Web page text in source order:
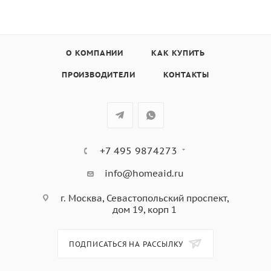
О КОМПАНИИ КАК КУПИТЬ
ПРОИЗВОДИТЕЛИ КОНТАКТЫ
+7 495 9874273
info@homeaid.ru
г. Москва, Севастопольский проспект,
дом 19, корп 1
ПОДПИСАТЬСЯ НА РАССЫЛКУ